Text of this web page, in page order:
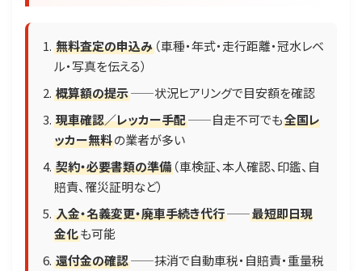
無料査定の申込み （車種・年式・走行距離・冠水レベ
ル・写真を伝える）
概算額の提示——状況ヒアリングで目安額を確認
現車確認／レッカー手配——自走不可でも全国レ
ッカー無料の業者が多い
契約・必要書類の準備 （車検証、本人確認、印鑑、自
賠責、罹災証明など）
入金・名義変更・廃車手続き代行——最短即日現
金化も可能
還付金の確認——抹消で自動車税・自賠責・重量税